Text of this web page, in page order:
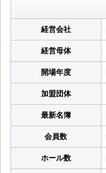
経営会社
経営母体
開場年度
加盟団体
最新名簿
会員数
ホール数